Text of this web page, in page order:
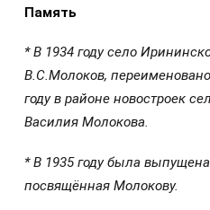
Память
* В 1934 году село
В.С.Молоков,
году в районе новостроек
Василия Молокова.
* В 1935 году была
посвящённая Молокову.